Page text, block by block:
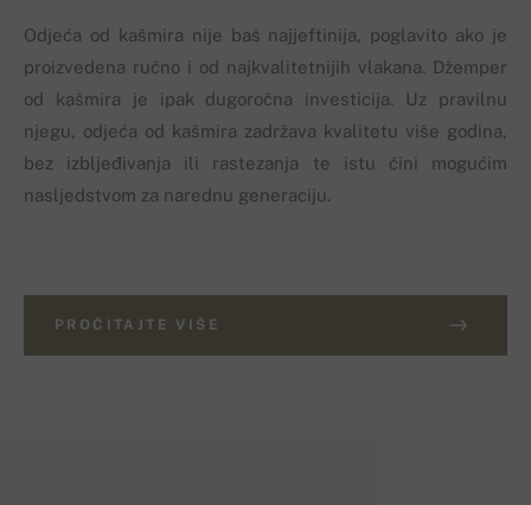
Odjeća od kašmira nije baš najjeftinija, poglavito ako je
proizvedena ručno i od najkvalitetnijih vlakana. Džemper
od kašmira je ipak dugoročna investicija. Uz pravilnu
njegu, odjeća od kašmira zadržava kvalitetu više godina,
bez izbljeđivanja ili rastezanja te istu čini mogućim
nasljedstvom za narednu generaciju.
PROČITAJTE VIŠE